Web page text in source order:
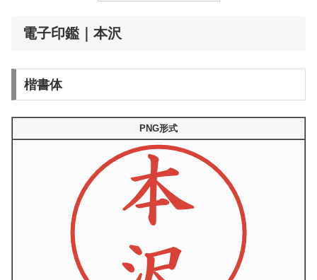
電子印鑑｜本沢
楷書体
PNG形式